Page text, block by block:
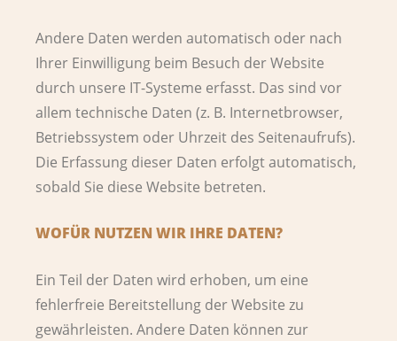
Andere Daten werden automatisch oder nach
Ihrer Einwilligung beim Besuch der Website
durch unsere IT-Systeme erfasst. Das sind vor
allem technische Daten (z. B. Internetbrowser,
Betriebssystem oder Uhrzeit des Seitenaufrufs).
Die Erfassung dieser Daten erfolgt automatisch,
sobald Sie diese Website betreten.
WOFÜR NUTZEN WIR IHRE DATEN?
Ein Teil der Daten wird erhoben, um eine
fehlerfreie Bereitstellung der Website zu
gewährleisten. Andere Daten können zur